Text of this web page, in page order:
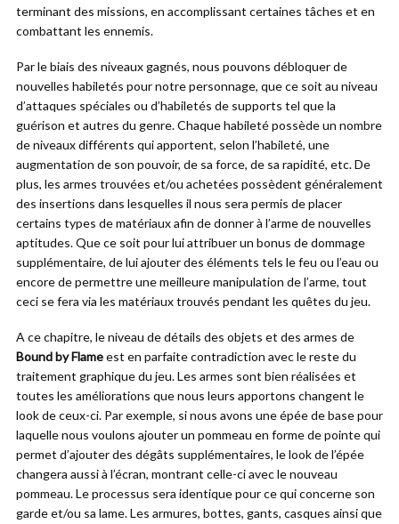
terminant des missions, en accomplissant certaines tâches et en
combattant les ennemis.
Par le biais des niveaux gagnés, nous pouvons débloquer de
nouvelles habiletés pour notre personnage, que ce soit au niveau
d’attaques spéciales ou d’habiletés de supports tel que la
guérison et autres du genre. Chaque habileté possède un nombre
de niveaux différents qui apportent, selon l’habileté, une
augmentation de son pouvoir, de sa force, de sa rapidité, etc. De
plus, les armes trouvées et/ou achetées possèdent généralement
des insertions dans lesquelles il nous sera permis de placer
certains types de matériaux afin de donner à l’arme de nouvelles
aptitudes. Que ce soit pour lui attribuer un bonus de dommage
supplémentaire, de lui ajouter des éléments tels le feu ou l’eau ou
encore de permettre une meilleure manipulation de l’arme, tout
ceci se fera via les matériaux trouvés pendant les quêtes du jeu.
A ce chapitre, le niveau de détails des objets et des armes de
Bound by Flameest en parfaite contradiction avec le reste du
traitement graphique du jeu. Les armes sont bien réalisées et
toutes les améliorations que nous leurs apportons changent le
look de ceux-ci. Par exemple, si nous avons une épée de base pour
laquelle nous voulons ajouter un pommeau en forme de pointe qui
permet d’ajouter des dégâts supplémentaires, le look de l’épée
changera aussi à l’écran, montrant celle-ci avec le nouveau
pommeau. Le processus sera identique pour ce qui concerne son
garde et/ou sa lame. Les armures, bottes, gants, casques ainsi que